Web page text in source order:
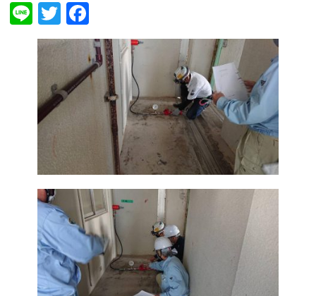
LineTwitter